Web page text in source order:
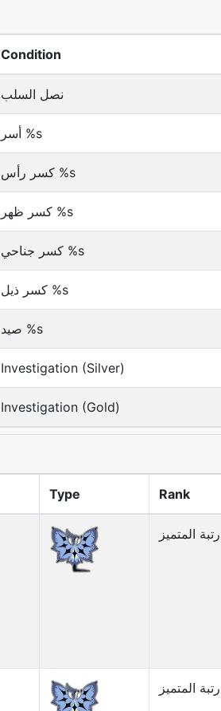
Condition
نصل السلب
أسر %s
كسر رأس %s
كسر ظهر %s
كسر جناحي %s
كسر ذيل %s
صيد %s
Investigation (Silver)
Investigation (Gold)
Type Rank
رتبة المتميز
رتبة المتميز